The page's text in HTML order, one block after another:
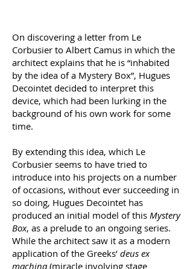
On discovering a letter from Le
Corbusier to Albert Camus in which the
architect explains that he is “inhabited
by the idea of a Mystery Box”, Hugues
Decointet decided to interpret this
device, which had been lurking in the
background of his own work for some
time.
By extending this idea, which Le
Corbusier seems to have tried to
introduce into his projects on a number
of occasions, without ever succeeding in
so doing, Hugues Decointet has
produced an initial model of this Mystery
Box, as a prelude to an ongoing series.
While the architect saw it as a modern
application of the Greeks’ deus ex
machina(miracle involving stage